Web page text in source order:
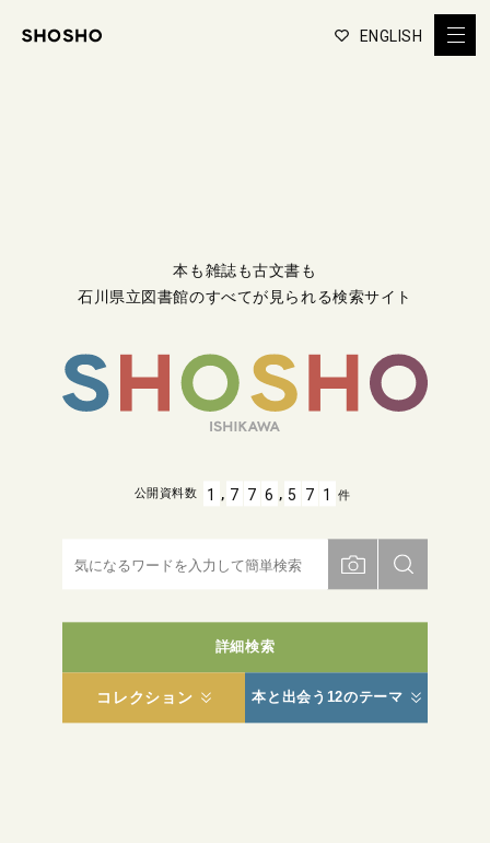
ENGLISH
本も雑誌も古文書も
石川県立図書館のすべてが見られる検索サイト
詳細検索
コレクション 本と出会う12のテーマ
公開資料数 1 , 7 7 6 , 5 7 1 件